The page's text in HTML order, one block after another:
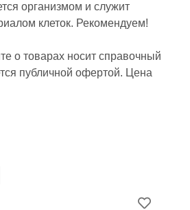
организмом и служит
клеток. Рекомендуем!
о товарах носит справочный
публичной офертой. Цена